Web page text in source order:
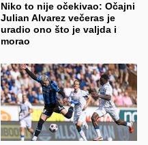
Niko to nije očekivao: Očajni
Julian Alvarez večeras je
uradio ono što je valjda i
morao